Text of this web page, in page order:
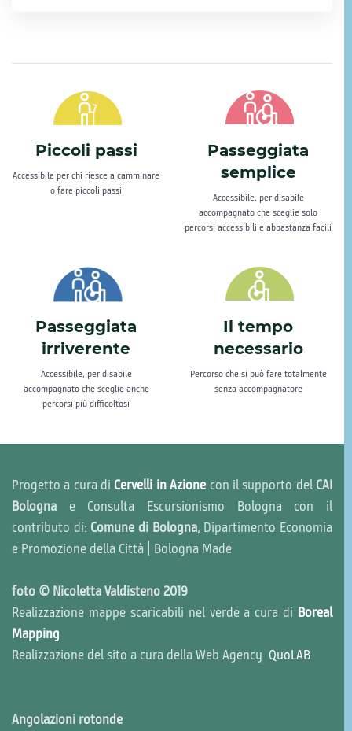
Piccoli passi
Accessibile per chi riesce a camminare
o fare piccoli passi
Passeggiata
semplice
Accessibile, per disabile
accompagnato che sceglie solo
percorsi accessibili e abbastanza facili
Passeggiata
irriverente
Accessibile, per disabile
accompagnato che sceglie anche
percorsi più difficoltosi
Il tempo
necessario
Percorso che si può fare totalmente
senza accompagnatore
Progetto a cura di Cervelli in Azione con il supporto del CAI
Bologna e Consulta Escursionismo Bologna con il
contributo di: Comune di Bologna, Dipartimento Economia
e Promozione della Città | Bologna Made
foto © Nicoletta Valdisteno 2019
Realizzazione mappe scaricabili nel verde a cura di Boreal
Mapping
Realizzazione del sito a cura della Web Agency QuoLAB
Angolazioni rotonde